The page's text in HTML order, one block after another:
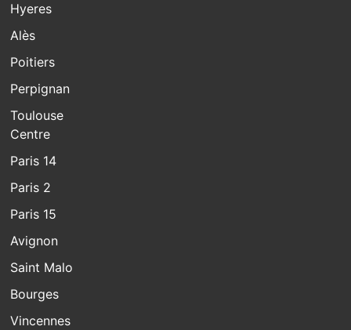
Hyeres
Alès
Poitiers
Perpignan
Toulouse
Centre
Paris 14
Paris 2
Paris 15
Avignon
Saint Malo
Bourges
Vincennes